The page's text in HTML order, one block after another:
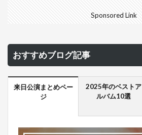
Sponsored Link
おすすめブログ記事
来日公演まとめペー
ジ
2025年のベストア
ルバム10選